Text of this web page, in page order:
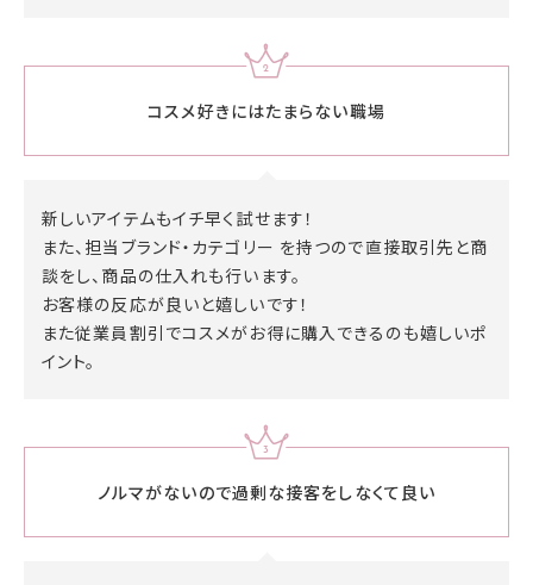
コスメ好きにはたまらない職場
新しいアイテムもイチ早く試せます！
また、担当ブランド・カテゴリー を持つので直接取引先と商
談をし、商品の仕入れも行います。
お客様の反応が良いと嬉しいです！
また従業員割引でコスメがお得に購入できるのも嬉しいポ
イント。
ノルマがないので過剰な接客をしなくて良い